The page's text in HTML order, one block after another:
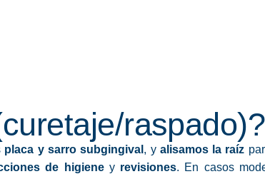
raspado)?
placa y sarro subgingival , y alisamos la raíz
de higieney revisiones. En casos